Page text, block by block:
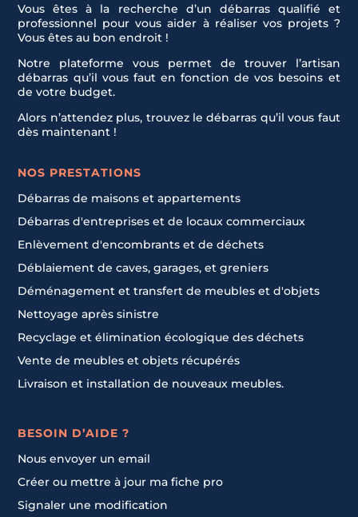
Vous êtes à la recherche d’un débarras qualifié et
professionnel pour vous aider à réaliser vos projets ?
Vous êtes au bon endroit !
Notre plateforme vous permet de trouver l’artisan
débarras qu’il vous faut en fonction de vos besoins et
de votre budget.
Alors n’attendez plus, trouvez le débarras qu’il vous faut
dès maintenant !
NOS PRESTATIONS
Débarras de maisons et appartements
Débarras d'entreprises et de locaux commerciaux
Enlèvement d'encombrants et de déchets
Déblaiement de caves, garages, et greniers
Déménagement et transfert de meubles et d'objets
Nettoyage après sinistre
Recyclage et élimination écologique des déchets
Vente de meubles et objets récupérés
Livraison et installation de nouveaux meubles.
BESOIN D’AIDE ?
Nous envoyer un email
Créer ou mettre à jour ma fiche pro
Signaler une modification